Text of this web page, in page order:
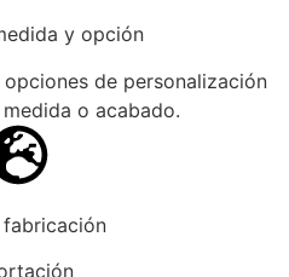
y opción
de personalización
o acabado.
fabricación